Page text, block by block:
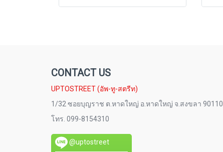
CONTACT US
UPTOSTREET (อัพ-ทู-สตรีท)
1/32 ซอยบุญราช ต.หาดใหญ่ อ.หาดใหญ่ จ.สงขลา 90110
โทร. 099-8154310
@uptostreet